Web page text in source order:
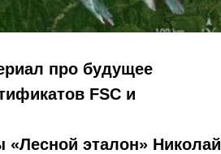
про будущее
FSC и
эталон» Николай